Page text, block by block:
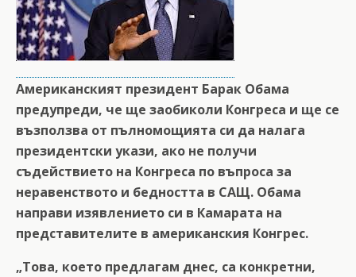
Американският президент Барак Обама
предупреди, че ще заобиколи Конгреса и ще се
възползва от пълномощията си да налага
президентски укази, ако не получи
съдействието на Конгреса по въпроса за
неравенството и бедността в САЩ. Обама
направи изявлението си в Камарата на
представителите в американския Конгрес.
„Това, което предлагам днес, са конкретни,